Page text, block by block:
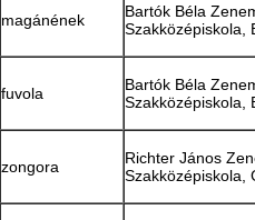
magánének
Bartók Béla
Szakközépiskola,
fuvola
Bartók Béla
Szakközépiskola,
zongora
Richter János
Szakközépiskola,